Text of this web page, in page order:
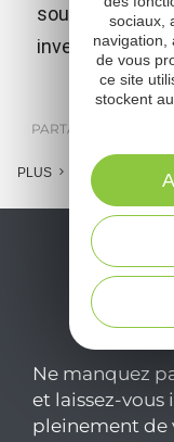
sous-marine,
inventeurs du
PARTAGER :
PLUS
Ne manquez
et laissez-
pleinement de
sociaux,
navigation,
de vous
ce site
stockent